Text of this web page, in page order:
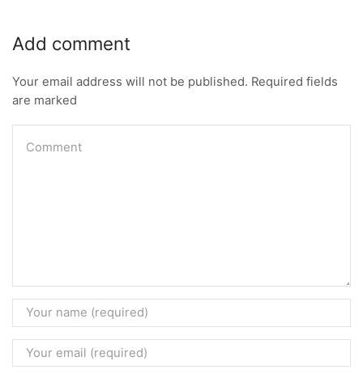
Add comment
Your email address will not be published. Required fields
are marked